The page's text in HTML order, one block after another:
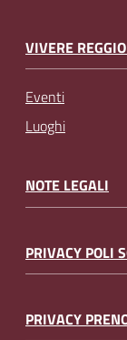
VIVERE
Eventi
Luoghi
NOTE LEGALI
PRIVACY POLI
PRIVACY